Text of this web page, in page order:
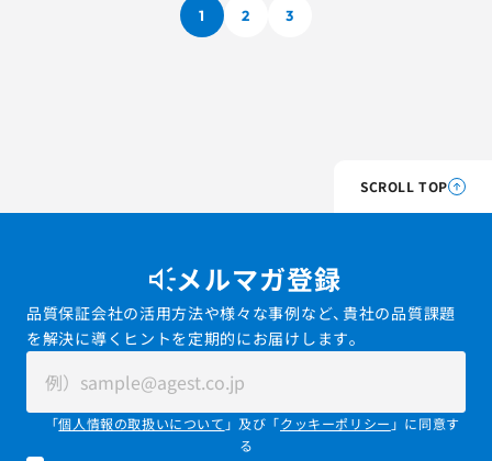
1 2 3
SCROLL TOP
メルマガ登録
品質保証会社の活用方法や様々な事例など、貴社の品質課題
を解決に導くヒントを定期的にお届けします。
「個人情報の取扱いについて 」及び「クッキーポリシー 」に同意す
る